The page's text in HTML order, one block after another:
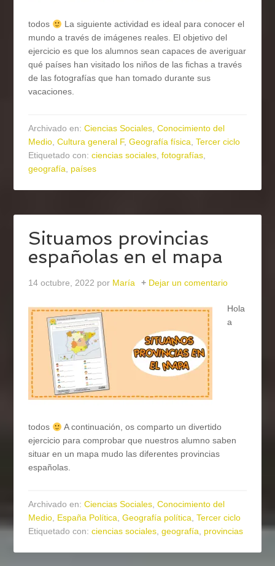
todos
La siguiente actividad es ideal para conocer el
mundo a través de imágenes reales. El objetivo del
ejercicio es que los alumnos sean capaces de averiguar
qué países han visitado los niños de las fichas a través
de las fotografías que han tomado durante sus
vacaciones.
Archivado en:Ciencias Sociales,Conocimiento del
Medio,Cultura general F,Geografía física,Tercer ciclo
Etiquetado con:ciencias sociales,fotografías,
geografía, países
Situamos provincias
españolas en el mapa
14 octubre, 2022 por María Dejar un comentario
Hola
a
todos
A continuación, os comparto un divertido
ejercicio para comprobar que nuestros alumno saben
situar en un mapa mudo las diferentes provincias
españolas.
Archivado en:Ciencias Sociales,Conocimiento del
Medio, España Política,Geografía política,Tercer ciclo
Etiquetado con:ciencias sociales,geografía, provincias